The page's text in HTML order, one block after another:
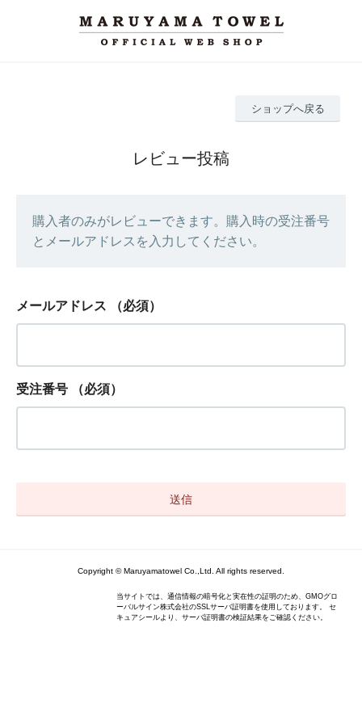
ショップへ戻る
レビュー投稿
購入者のみがレビューできます。購入時の受注番号
とメールアドレスを入力してください。
メールアドレス （必須）
受注番号 （必須）
Copyright © Maruyamatowel Co.,Ltd. All rights reserved.
当サイトでは、通信情報の暗号化と実在性の証明のため、GMOグロ
ーバルサイン株式会社のSSLサーバ証明書を使用しております。 セ
キュアシールより、サーバ証明書の検証結果をご確認ください。